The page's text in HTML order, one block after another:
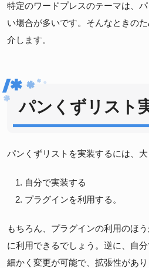
特定のワードプレスのテーマは、
い場合が多いです。そんなときの
介します。
パンくずリスト
パンくずリストを実装するには、
自分で実装する
プラグインを利用する。
もちろん、プラグインの利用のほ
に利用できるでしょう。逆に、自
細かく変更が可能で、拡張性があ